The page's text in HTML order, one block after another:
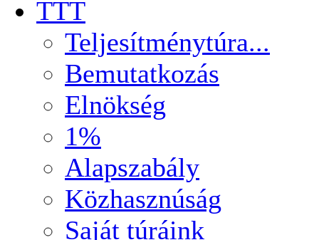
TTT
Teljesítménytúra...
Bemutatkozás
Elnökség
1%
Alapszabály
Közhasznúság
Saját túráink